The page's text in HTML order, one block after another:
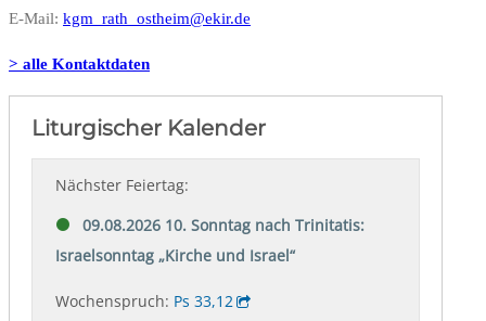
E-Mail: kgm_rath_ostheim@ekir.de
> alle Kontaktdaten